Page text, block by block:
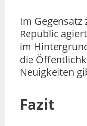
Im
Republic
im
die
Neuigkeiten
Fazit